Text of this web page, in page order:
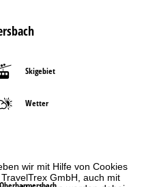
wir mit Hilfe von Cookies
GmbH, auch mit
Skigebiet
Wetter